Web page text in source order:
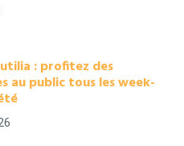
: profitez des
au public tous les week-